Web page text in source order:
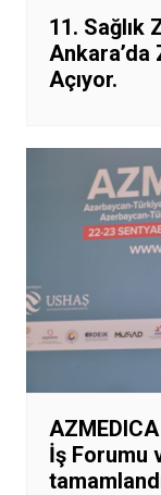
11. Sağlık
Ankara’da
Açıyor.
İş Forumu